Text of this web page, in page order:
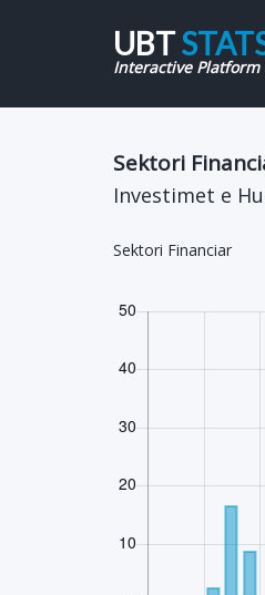
UBT
Interactive Platform
Sektori
Investimet e
Sektori Financiar